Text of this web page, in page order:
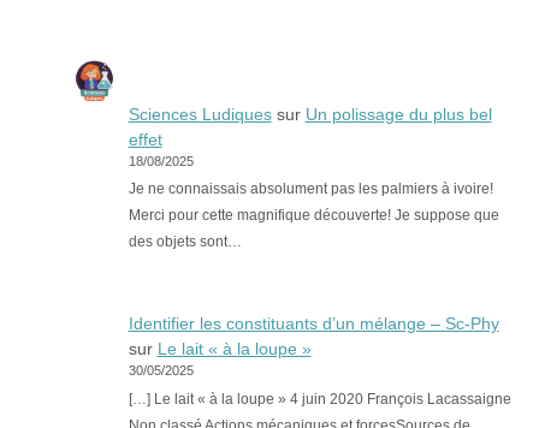
Sciences Ludiquessur Un polissage du plus bel
effet
18/08/2025
Je ne connaissais absolument pas les palmiers à ivoire!
Merci pour cette magnifique découverte! Je suppose que
des objets sont…
Identifier les constituants d’un mélange – Sc-Phy
sur Le lait « à la loupe »
30/05/2025
[…] Le lait « à la loupe » 4 juin 2020 François Lacassaigne